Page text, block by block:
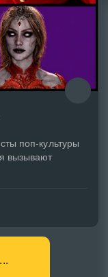
поп-культуры
вызывают